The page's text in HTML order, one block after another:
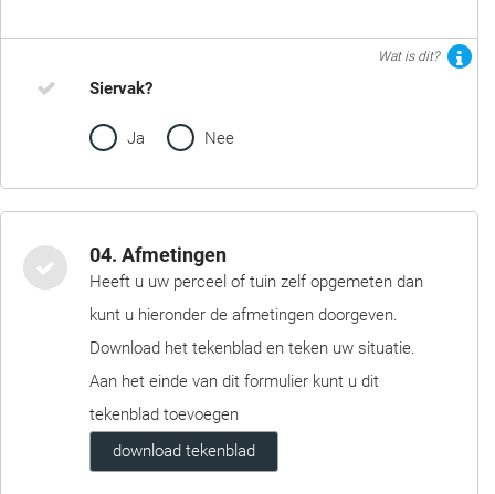
Wat is dit?
Siervak?
Ja Nee
04. Afmetingen
Heeft u uw perceel of tuin zelf opgemeten dan
kunt u hieronder de afmetingen doorgeven.
Download het tekenblad en teken uw situatie.
Aan het einde van dit formulier kunt u dit
tekenblad toevoegen
download tekenblad